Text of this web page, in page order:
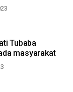
Tubaba
masyarakat